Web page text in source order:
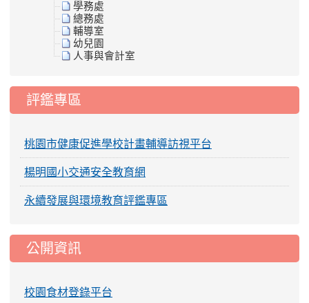
學務處
總務處
輔導室
幼兒園
人事與會計室
評鑑專區
桃園市健康促進學校計畫輔導訪視平台
楊明國小交通安全教育網
永續發展與環境教育評鑑專區
公開資訊
校園食材登錄平台